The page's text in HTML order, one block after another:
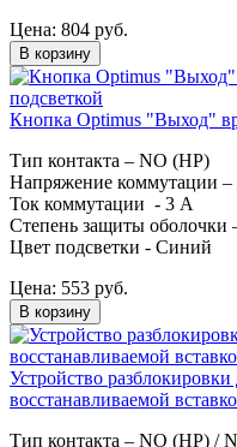
Цена: 804 руб.
В корзину
Кнопка Optimus "Выход"
Тип контакта – NO (НР)
Напряжение коммутации
Ток коммутации - 3 А
Степень защиты оболочки
Цвет подсветки - Синий
Цена: 553 руб.
В корзину
Устройство
восстанавливаемой
Тип контакта – NO (НР) /